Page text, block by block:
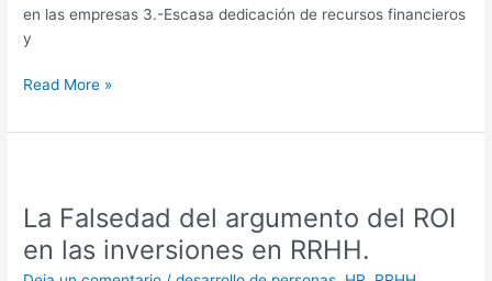
en las empresas 3.-Escasa dedicación de recursos financieros
y
Read More »
La Falsedad del argumento del ROI
en las inversiones en RRHH.
del
argumento
del